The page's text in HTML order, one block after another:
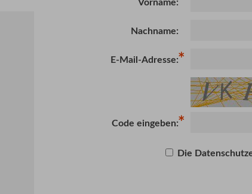
Nachname:
E-Mail-Adresse:
Code eingeben:
Die